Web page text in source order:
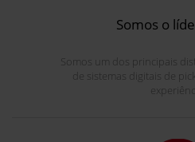
Somos o
Somos um dos principais
de sistemas digitais de